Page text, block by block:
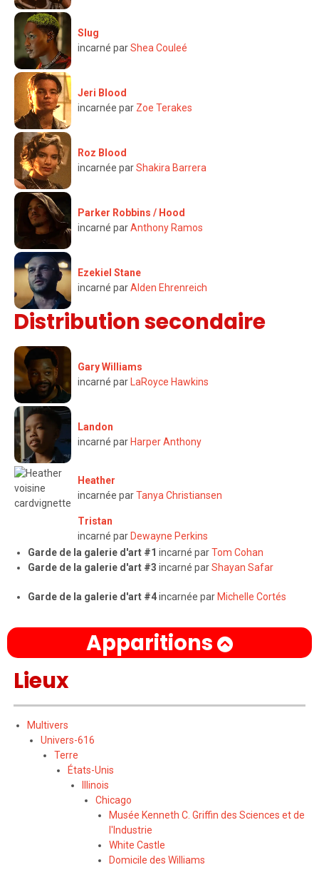
Slug
incarné parShea Couleé
Jeri Blood
incarnée par Zoe Terakes
Roz Blood
incarnée parShakira Barrera
Parker Robbins / Hood
incarné parAnthony Ramos
Ezekiel Stane
incarné parAlden Ehrenreich
Distribution secondaire
Gary Williams
incarné par
LaRoyce Hawkins
Landon
incarné par Harper Anthony
Heather
incarnée parTanya Christiansen
Tristan
incarné par Dewayne Perkins
Garde de la galerie d'art #1 incarné parTom Cohan
Garde de la galerie d'art #3 incarné parShayan Safar
Garde de la galerie d'art #4incarnée par Michelle Cortés
Apparitions
Lieux
Multivers
Univers-616
Terre
États-Unis
Illinois
Chicago
Musée Kenneth C. Griffin des Sciences et de
l'Industrie
White Castle
Domicile des Williams